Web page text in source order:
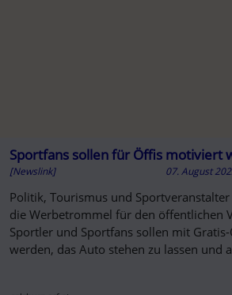
Sportfans sollen für Öffis motiviert
[Newslink] 07. August
Politik, Tourismus und
die Werbetrommel für den öffentlichen
Sportler und Sportfans sollen mit
werden, das Auto stehen zu lassen und